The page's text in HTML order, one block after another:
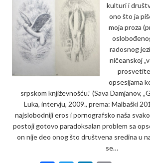
kulturi i
ono što ja
moja proza
radosnog
ničeanskoj
opsesijama
srpskom književnošću.” (Sava Damjanov,
Luka, intervju, 2009., prema: Malbaški
najslobodniji eros i pornografsko naša
postoji gotovo paradoksalan problem sa
on nije deo onog što društvena sredina u
se…